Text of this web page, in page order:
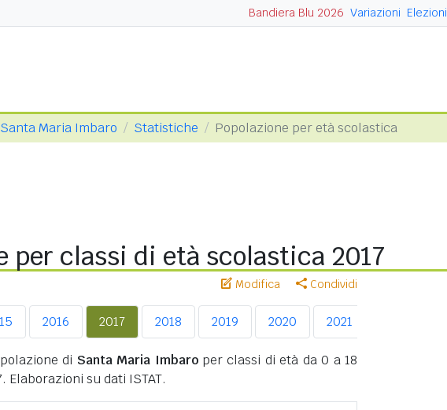
Bandiera Blu 2026 Variazioni Elezioni
Santa Maria Imbaro Statistiche Popolazione per età scolastica
per classi di età scolastica 2017
Modifica Condividi
2016 2017 2018 2019 2020 2021
di Santa Maria Imbaroper classi di età da 0 a 18
Elaborazioni su dati ISTAT.